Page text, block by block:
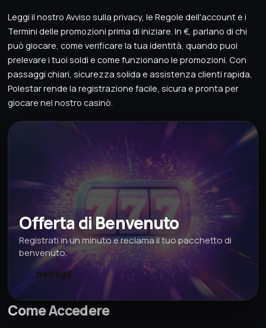
Leggi il nostro Avviso sulla privacy, le Regole dell'account e i
Termini delle promozioni prima di iniziare. In €, parlano di chi
può giocare, come verificare la tua identità, quando puoi
prelevare i tuoi soldi e come funzionano le promozioni. Con
passaggi chiari, sicurezza solida e assistenza clienti rapida,
Polestar rende la registrazione facile, sicura e pronta per
giocare nel nostro casinò.
Offerta di Benvenuto
Registrati in un minuto e reclama il tuo pacchetto di
benvenuto.
Dettagli
Come Accedere